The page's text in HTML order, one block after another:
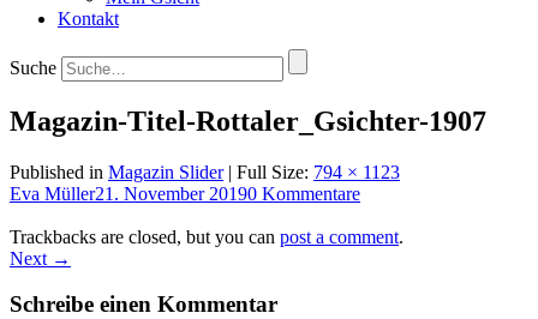
Kontakt
Suche
Magazin-Titel-Rottaler_Gsichter-1907
Published in Magazin Slider| Full Size: 794 × 1123
Eva Müller21. November 20190 Kommentare
Trackbacks are closed, but you can post a comment.
Next →
Schreibe einen Kommentar